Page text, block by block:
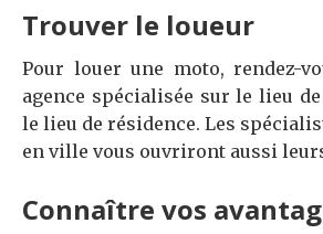
Trouver le loueur
Pour louer une moto, rendez-
agence spécialisée sur le lieu
le lieu de résidence. Les
en ville vous ouvriront aussi
Connaître vos